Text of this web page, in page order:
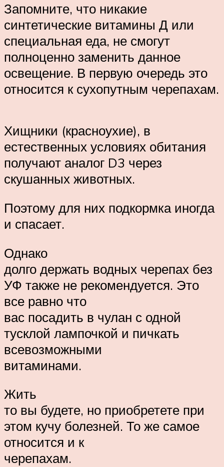
Запомните, что никакие
синтетические витамины Д или
специальная еда, не смогут
полноценно заменить данное
освещение. В первую очередь это
относится к сухопутным черепахам.
Хищники (красноухие), в
естественных условиях обитания
получают аналог D3 через
скушанных животных.
Поэтому для них подкормка иногда
и спасает.
Однако
долго держать водных черепах без
УФ также не рекомендуется. Это
все равно что
вас посадить в чулан с одной
тусклой лампочкой и пичкать
всевозможными
витаминами.
Жить
то вы будете, но приобретете при
этом кучу болезней. То же самое
относится и к
черепахам.